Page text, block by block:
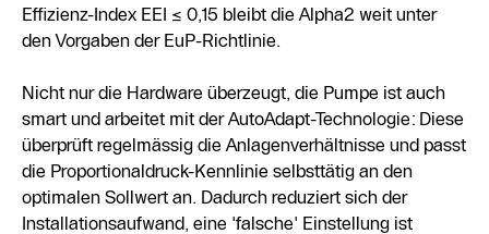
Effizienz-Index EEI ≤ 0,15 bleibt die Alpha2 weit unter
den Vorgaben der EuP-Richtlinie.
Nicht nur die Hardware überzeugt, die Pumpe ist auch
smart und arbeitet mit der AutoAdapt-Technologie: Diese
überprüft regelmässig die Anlagenverhältnisse und passt
die Proportionaldruck-Kennlinie selbsttätig an den
optimalen Sollwert an. Dadurch reduziert sich der
Installationsaufwand, eine 'falsche' Einstellung ist